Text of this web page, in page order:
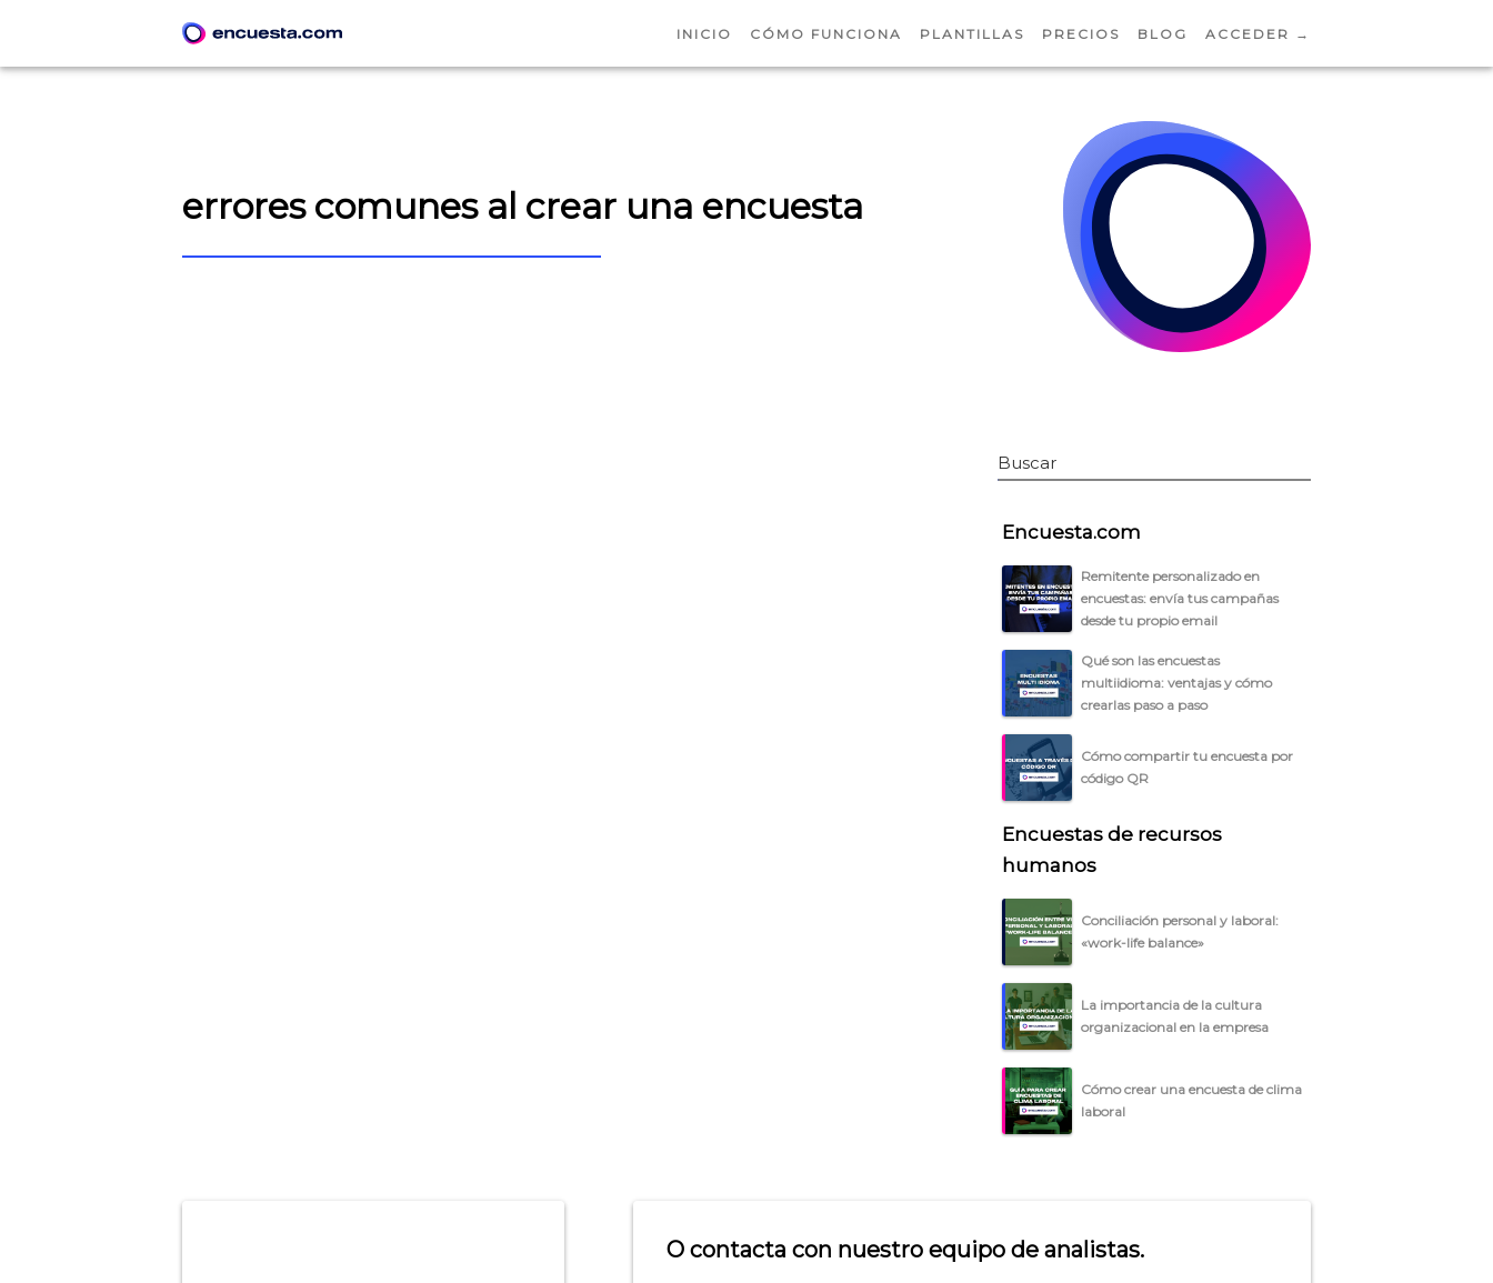
INICIO CÓMO FUNCIONA PLANTILLAS PRECIOS BLOG ACCEDER →
errores comunes al crear una encuesta
Buscar
Encuesta.com
Remitente personalizado en
encuestas: envía tus campañas
desde tu propio email
Qué son las encuestas
multiidioma: ventajas y cómo
crearlas paso a paso
Cómo compartir tu encuesta por
código QR
Encuestas de recursos
humanos
Conciliación personal y laboral:
«work-life balance»
La importancia de la cultura
organizacional en la empresa
Cómo crear una encuesta de clima
laboral
O contacta con nuestro equipo de analistas.